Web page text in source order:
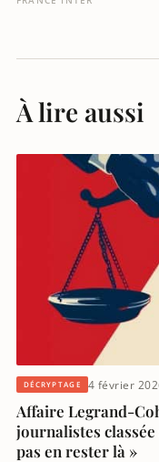
À lire aussi
DÉCRYPTAGE 4 février
Affaire Legrand-
journalistes
pas en rester là »